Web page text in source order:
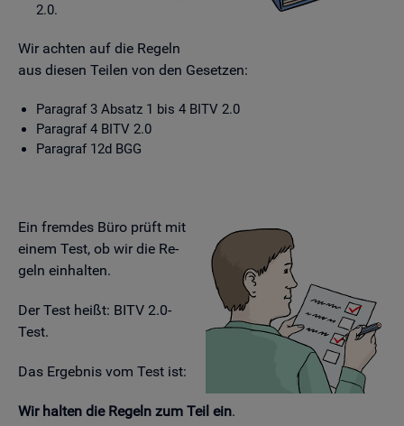
2.0.
Wir ach­ten auf die Re­geln
aus die­sen Tei­len von den Ge­set­zen:
Pa­ra­graf 3 Ab­satz 1 bis 4 BITV 2.0
Pa­ra­graf 4 BITV 2.0
Pa­ra­graf 12d BGG
Ein frem­des Büro prüft mit
einem Test, ob wir die Re­
geln ein­hal­ten.
Der Test heißt: BITV 2.0-
Test.
Das Er­geb­nis vom Test ist:
Wir hal­ten die Re­geln zum Teil ein.